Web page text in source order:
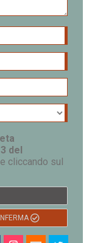
del
cliccando sul